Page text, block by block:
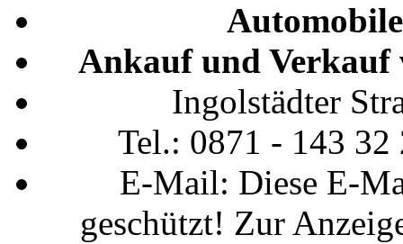
Ankauf und Verkauf
Ingolstädter
Tel.: 0871 - 143
E-Mail: Diese E-
geschützt! Zur